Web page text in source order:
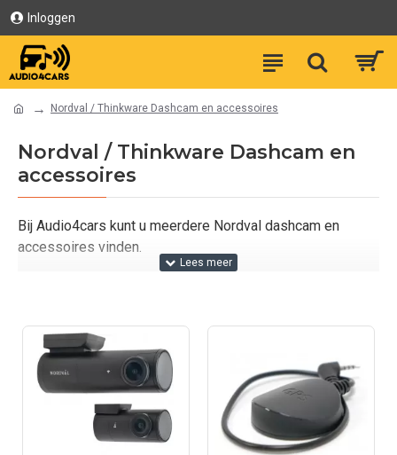
Inloggen
Nordval / Thinkware Dashcam en accessoires
Nordval / Thinkware Dashcam en
accessoires
Bij Audio4cars kunt u meerdere Nordval dashcam en
accessoires vinden.